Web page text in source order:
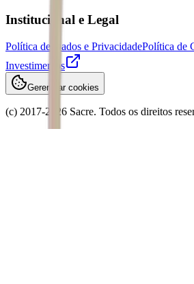
Institucional e Legal
Política de Dados e PrivacidadePolítica de
Investimentos
Gerenciar cookies
(c) 2017-2026 Sacre. Todos os direitos